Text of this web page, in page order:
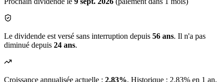
Le dividende est versé sans interruption depuis 56 ans. Il n'a pas
diminué depuis 24 ans.
Croissance annualisée actuelle : 2.83%. Historique : 2.83% en 1 an,